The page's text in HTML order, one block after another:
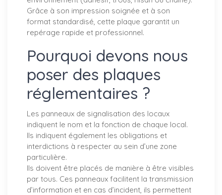
Grâce à son impression soignée et à son
format standardisé, cette plaque garantit un
repérage rapide et professionnel.
Pourquoi devons nous
poser des plaques
réglementaires ?
Les panneaux de signalisation des locaux
indiquent le nom et la fonction de chaque local.
Ils indiquent également les obligations et
interdictions à respecter au sein d’une zone
particulière.
Ils doivent être placés de manière à être visibles
par tous. Ces panneaux facilitent la transmission
d’information et en cas d’incident, ils permettent